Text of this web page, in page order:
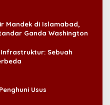
Mandek di Islamabad,
Ganda Washington
Sebuah
Usus